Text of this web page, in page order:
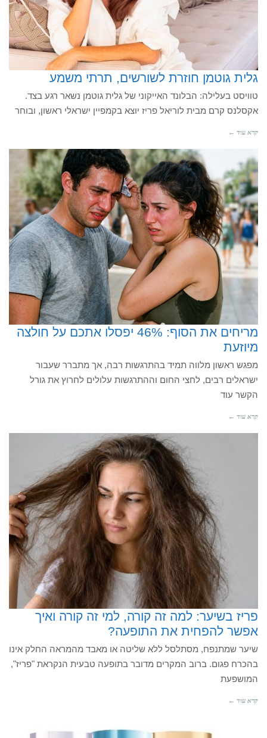
גלית גוטמן חוזרת לשורשים, תרתי משמע
טוויסט בעלילה: הבלונד האייקוני של גלית גוטמן נשאר רגע בצד.
אקסלנס קרם מבית לוריאל פריז יוצא בקמפיין ישראלי ראשון, ובוחר
קרא עוד ←
מריחים את הסוף: 46% יפסלו אתכם על חולצה
מיוזעת
מפגש ראשון מלווה תמיד בהתרגשות רבה, אך מתברר שעבור
ישראלים רבים, לחצי החום וההתרגשות עלולים לחרוץ את גורל
הקשר עוד
קרא עוד ←
פריז בשיער: למה זה קורה, למי זה קורה ואיך
אפשר להפחית את התופעה?
שיער שמתנפח, מסתלסל ללא שליטה או מאבד מהמראה החלק אינו
בהכרח פגום. ברוב המקרים מדובר בתופעה טבעית הנקראת "פריז",
המושפעת
קרא עוד ←